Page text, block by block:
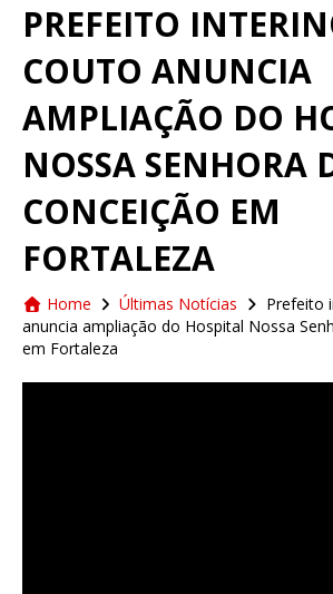
PREFEITO
COUTO ANUNCIA
AMPLIAÇÃO DO
NOSSA SENHORA
CONCEIÇÃO EM
FORTALEZA
Home Últimas Notícias
Prefeito
anuncia ampliação do Hospital Nossa
em Fortaleza